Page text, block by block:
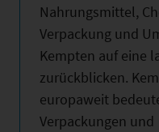
Nahrungsmittel,
Verpackung und
Kempten auf eine
zurückblicken.
europaweit
Verpackungen und